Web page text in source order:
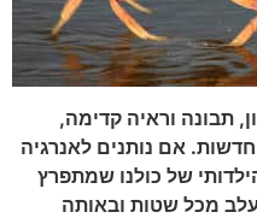
תבונה וראיה קדימה,
אם נותנים לאנרגיה
של כולנו שמתפרץ
מכל שטות ובאותה